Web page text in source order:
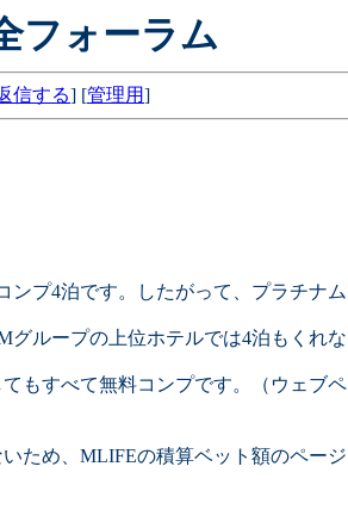
フォーラム
信する] [管理用]
プ4泊です。したがって、プラチナ
ループの上位ホテルでは4泊もくれ
すべて無料コンプです。（ウェブ
ため、MLIFEの積算ベット額のペー